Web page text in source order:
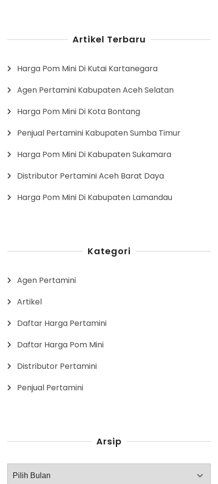
Artikel Terbaru
Harga Pom Mini Di Kutai Kartanegara
Agen Pertamini Kabupaten Aceh Selatan
Harga Pom Mini Di Kota Bontang
Penjual Pertamini Kabupaten Sumba Timur
Harga Pom Mini Di Kabupaten Sukamara
Distributor Pertamini Aceh Barat Daya
Harga Pom Mini Di Kabupaten Lamandau
Kategori
Agen Pertamini
Artikel
Daftar Harga Pertamini
Daftar Harga Pom Mini
Distributor Pertamini
Penjual Pertamini
Arsip
Arsip